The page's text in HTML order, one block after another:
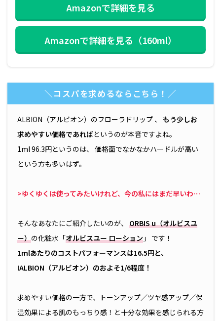
Amazonで詳細を見る
Amazonで詳細を見る（160ml）
＼コスパを求めるならこちら！／
ALBION（アルビオン）のフローラドリップ 、 もう少しお
求めやすい価格であればというのが本音ですよね。
1ml 96.3円というのは、 価格面でなかなかハードルが高い
という方も多いはず。
>ゆくゆくは使ってみたいけれど、今の私にはまだ早いわ…
そんなあなたにご紹介したいのが、 ORBIS u（オルビスユ
ー）の化粧水「オルビスユー ローション 」 です！
1mlあたりのコストパフォーマンスは16.5円と、
IALBION（アルビオン）のおよそ1/6程度！
求めやすい価格の一方で、トーンアップ／ツヤ感アップ／保
湿効果による肌のもっちり感！と十分な効果を感じられる方